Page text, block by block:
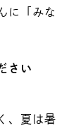
に「みな
さい
、夏は暑